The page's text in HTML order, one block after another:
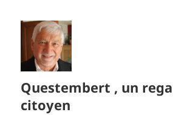
Questembert , un
citoyen